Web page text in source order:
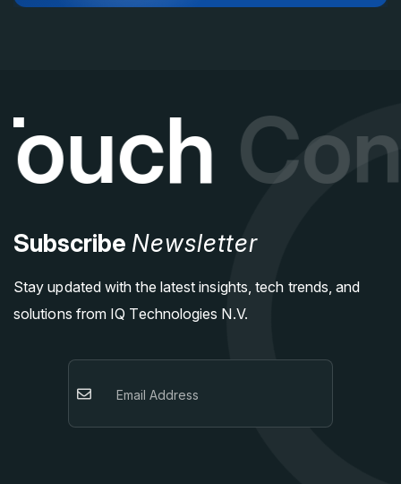
Subscribe Newsletter
Stay updated with the latest insights, tech trends, and
solutions from IQ Technologies N.V.